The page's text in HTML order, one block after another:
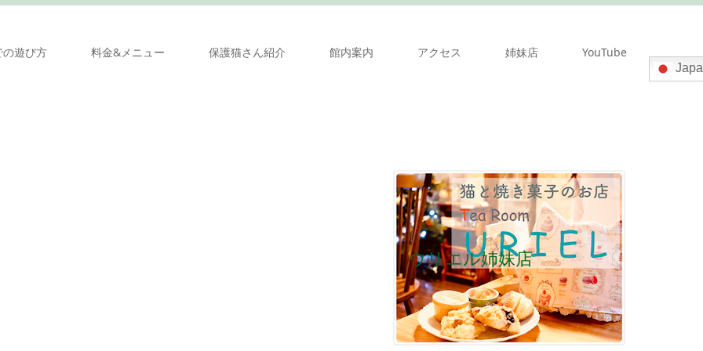
の遊び方 料金&メニュー 保護猫さん紹介 館内案内 アクセス 姉妹店 YouTube
ウリエル姉妹店